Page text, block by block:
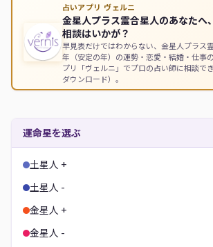
占いアプリ ヴェルニ
金星人プラス霊合星人のあなたへ
相談はいかが？
早見表だけではわからない、金星人プラス
年（安定の年）の運勢・恋愛・結婚・仕事
プリ「ヴェルニ」でプロの占い師に相談で
ダウンロード）。
運命星を選ぶ
土星人 +
土星人 -
金星人 +
金星人 -